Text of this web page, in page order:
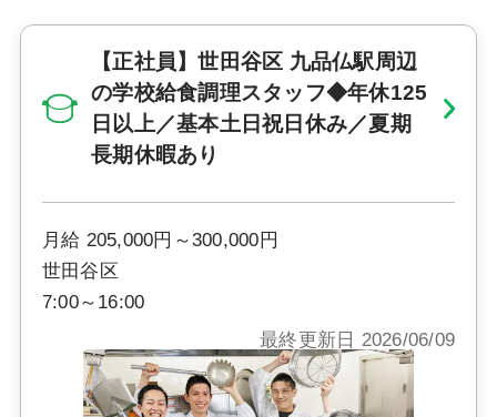
【正社員】世田谷区 九品仏駅周辺
の学校給食調理スタッフ◆年休125
日以上／基本土日祝日休み／夏期
長期休暇あり
月給 205,000円～300,000円
世田谷区
7:00～16:00
最終更新日 2026/06/09